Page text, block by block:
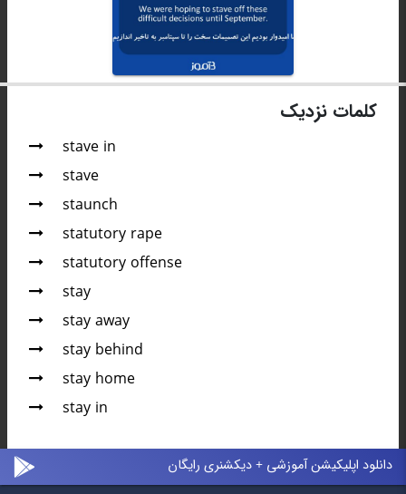
کلمات نزدیک
stave in
stave
staunch
statutory rape
statutory offense
stay
stay away
stay behind
stay home
stay in
دانلود اپلیکیشن آموزشی + دیکشنری رایگان